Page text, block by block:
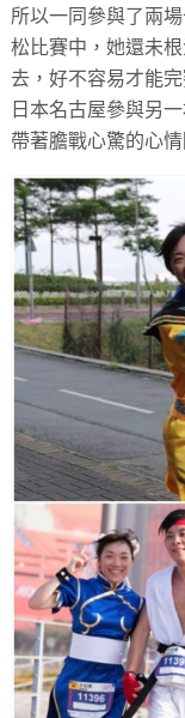
所以一同參與了兩
松比賽中，她還未
去，好不容易才能
日本名古屋參與另
帶著膽戰心驚的心